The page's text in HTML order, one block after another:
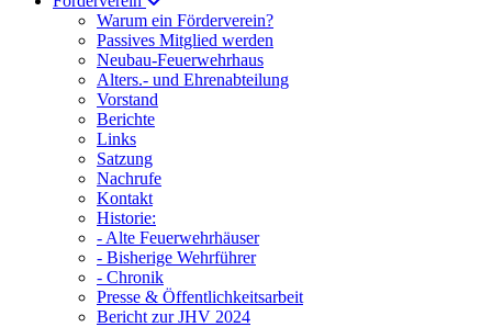
Warum ein Förderverein?
Passives Mitglied werden
Neubau-Feuerwehrhaus
Alters.- und Ehrenabteilung
Vorstand
Berichte
Links
Satzung
Nachrufe
Kontakt
Historie:
- Alte Feuerwehrhäuser
- Bisherige Wehrführer
- Chronik
Presse & Öffentlichkeitsarbeit
Bericht zur JHV 2024